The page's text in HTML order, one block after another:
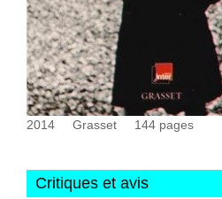
2014 Grasset 144 pages
Critiques et avis